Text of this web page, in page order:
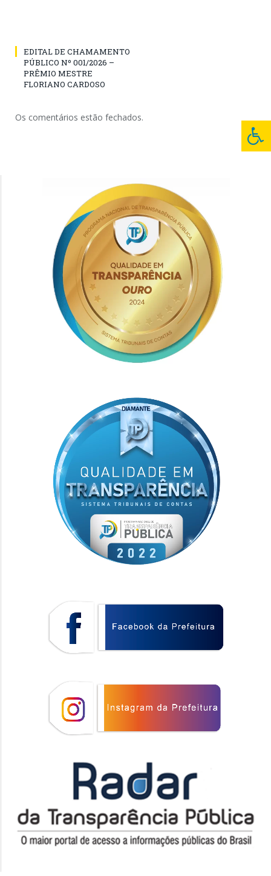
EDITAL DE CHAMAMENTO
PÚBLICO Nº 001/2026 –
PRÊMIO MESTRE
FLORIANO CARDOSO
Os comentários estão fechados.